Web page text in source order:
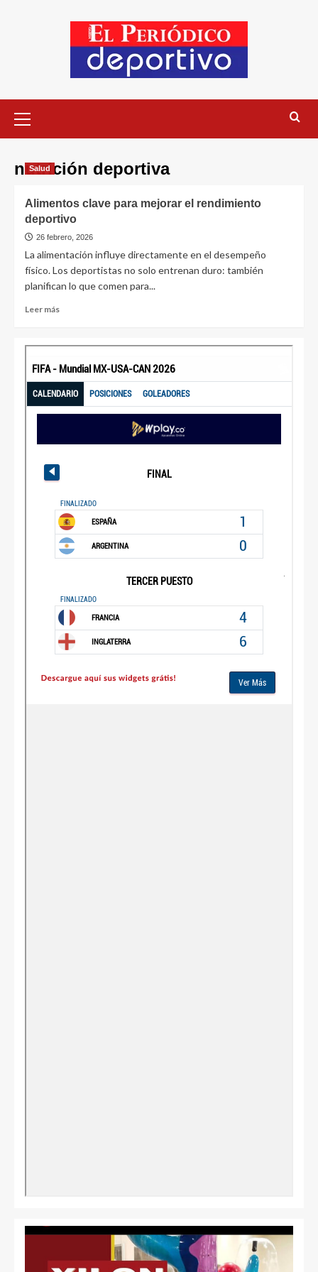
nutrición deportiva
Salud
Alimentos clave para mejorar el rendimiento
deportivo
26 febrero, 2026
La alimentación influye directamente en el desempeño
físico. Los deportistas no solo entrenan duro: también
planifican lo que comen para...
Leer más